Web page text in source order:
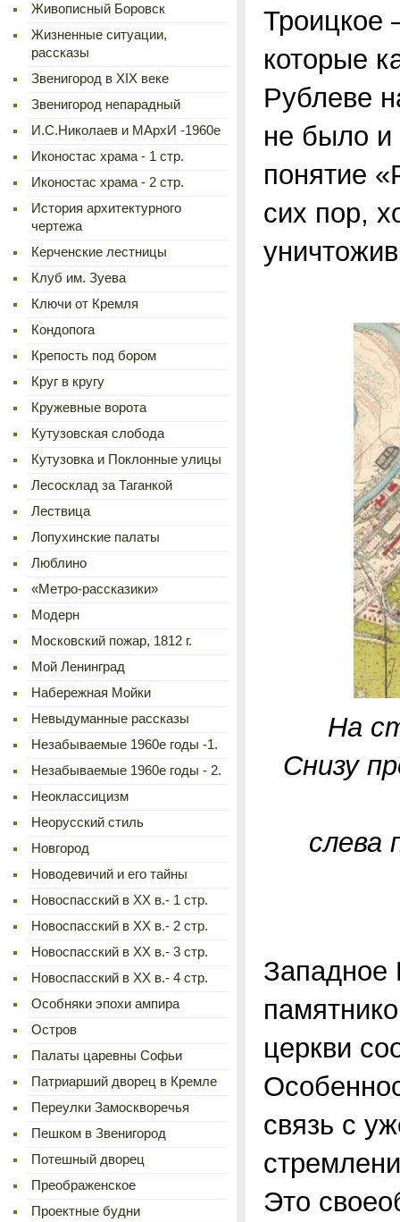
Живописный Боровск
Жизненные ситуации,
рассказы
Звенигород в XIX веке
Звенигород непарадный
И.С.Николаев и МАрхИ -1960е
Иконостас храма - 1 стр.
Иконостас храма - 2 стр.
История архитектурного
чертежа
Керченские лестницы
Клуб им. Зуева
Ключи от Кремля
Кондопога
Крепость под бором
Круг в кругу
Кружевные ворота
Кутузовская слобода
Кутузовка и Поклонные улицы
Лесосклад за Таганкой
Лествица
Лопухинские палаты
Люблино
«Метро-рассказики»
Модерн
Московский пожар, 1812 г.
Мой Ленинград
Набережная Мойки
Невыдуманные рассказы
Незабываемые 1960е годы -1.
Незабываемые 1960е годы - 2.
Неоклассицизм
Неорусский стиль
Новгород
Новодевичий и его тайны
Новоспасский в XX в.- 1 стр.
Новоспасский в XX в.- 2 стр.
Новоспасский в XX в.- 3 стр.
Новоспасский в XX в.- 4 стр.
Особняки эпохи ампира
Остров
Палаты царевны Софьи
Патриарший дворец в Кремле
Переулки Замоскворечья
Пешком в Звенигород
Потешный дворец
Преображенское
Проектные будни
Троицкое
которые
Рублеве
не было и
понятие
сих пор,
На
Снизу
слева
Западное
церкви
связь с
Это